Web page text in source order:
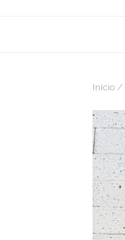
Início /